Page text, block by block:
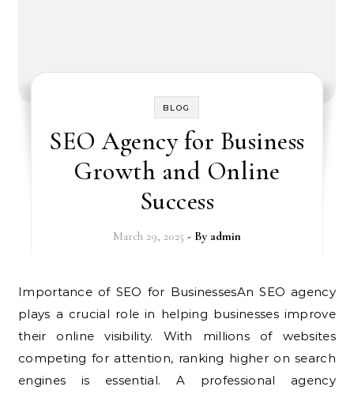
BLOG
SEO Agency for Business
Growth and Online
Success
March 29, 2025 - By admin
Importance of SEO for BusinessesAn SEO agency
plays a crucial role in helping businesses improve
their online visibility. With millions of websites
competing for attention, ranking higher on search
engines is essential. A professional agency